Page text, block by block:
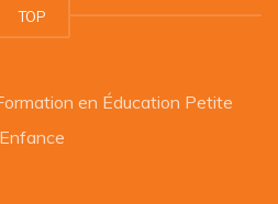
TOP
en Éducation Petite
Enfance